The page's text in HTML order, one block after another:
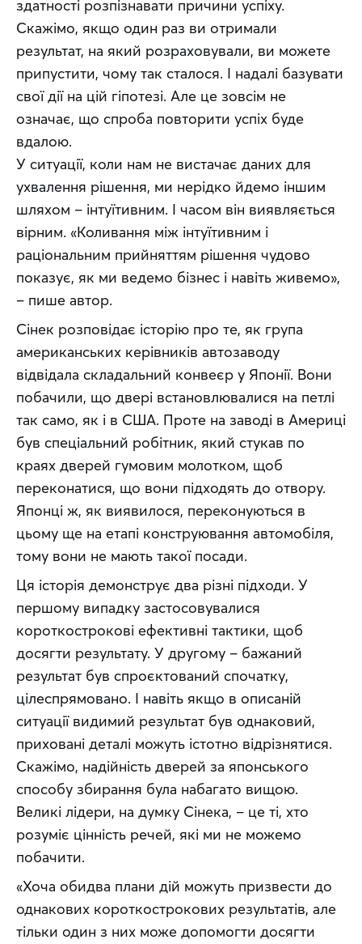
здатності розпізнавати причини успіху.
Скажімо, якщо один раз ви отримали
результат, на який розраховували, ви можете
припустити, чому так сталося. І надалі базувати
свої дії на цій гіпотезі. Але це зовсім не
означає, що спроба повторити успіх буде
вдалою.
У ситуації, коли нам не вистачає даних для
ухвалення рішення, ми нерідко йдемо іншим
шляхом – інтуїтивним. І часом він виявляється
вірним. «Коливання між інтуїтивним і
раціональним прийняттям рішення чудово
показує, як ми ведемо бізнес і навіть живемо»,
– пише автор.
Сінек розповідає історію про те, як група
американських керівників автозаводу
відвідала складальний конвеєр у Японії. Вони
побачили, що двері встановлювалися на петлі
так само, як і в США. Проте на заводі в Америці
був спеціальний робітник, який стукав по
краях дверей гумовим молотком, щоб
переконатися, що вони підходять до отвору.
Японці ж, як виявилося, переконуються в
цьому ще на етапі конструювання автомобіля,
тому вони не мають такої посади.
Ця історія демонструє два різні підходи. У
першому випадку застосовувалися
короткострокові ефективні тактики, щоб
досягти результату. У другому – бажаний
результат був спроєктований спочатку,
цілеспрямовано. І навіть якщо в описаній
ситуації видимий результат був однаковий,
приховані деталі можуть істотно відрізнятися.
Скажімо, надійність дверей за японського
способу збирання була набагато вищою.
Великі лідери, на думку Сінека, – це ті, хто
розуміє цінність речей, які ми не можемо
побачити.
«Хоча обидва плани дій можуть призвести до
однакових короткострокових результатів, але
тільки один з них може допомогти досягти